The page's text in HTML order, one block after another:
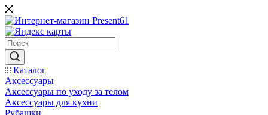
Каталог
Аксессуары
Аксессуары по уходу за телом
Аксессуары для кухни
Рубашки